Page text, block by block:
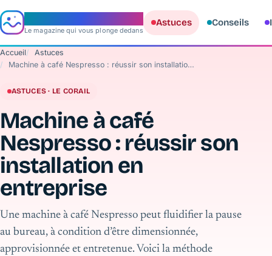
Le magazine qui vous plonge dedans
Astuces Conseils
Accueil
Astuces
Machine à café Nespresso : réussir son installation en entreprise
ASTUCES · LE CORAIL
Machine à café
Nespresso : réussir son
installation en
entreprise
Une machine à café Nespresso peut fluidifier la pause
au bureau, à condition d’être dimensionnée,
approvisionnée et entretenue. Voici la méthode